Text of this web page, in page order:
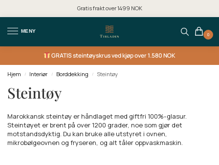
Gratis frakt over 1499 NOK
MENY
0
GRATISsteintøyskrus ved kjøp over 1.580 NOK
Hjem / Interiør / Borddekking / Steintøy
Steintøy
Marokkansk steintøy er håndlaget med giftfri 100%-glasur.
Steintøyet er brent på over 1200 grader, noe som gjør det
motstandsdyktig. Du kan bruke alle utstyret i ovnen,
mikrobølgeovnen og fryseren, og alt tåler oppvaskmaskin.